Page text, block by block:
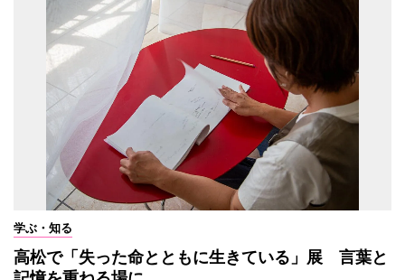
学ぶ・知る
高松で「失った命とともに生きている」展 言葉と